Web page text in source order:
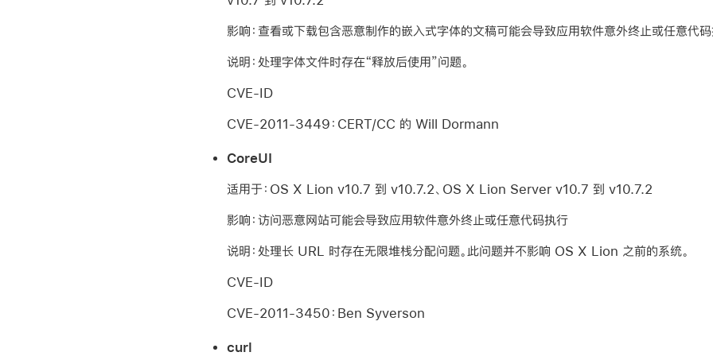
影响：查看或下载包含恶意制作的嵌入式字体的文稿可能会导致应用软件意外终止或任意代
说明：处理字体文件时存在“释放后使用”问题。
CVE-ID
CVE-2011-3449：CERT/CC 的 Will Dormann
CoreUI
适用于：OS X Lion v10.7 到 v10.7.2、OS X Lion Server v10.7 到 v10.7.2
影响：访问恶意网站可能会导致应用软件意外终止或任意代码执行
说明：处理长 URL 时存在无限堆栈分配问题。此问题并不影响 OS X Lion 之前的系统。
CVE-ID
CVE-2011-3450：Ben Syverson
curl